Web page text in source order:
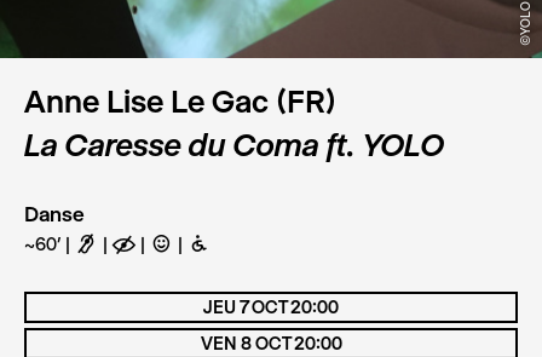
©YOLO
Anne Lise Le Gac (FR)
La Caresse du Coma ft. YOLO
Danse
~60’ F E C B
JEU 7 OCT 20:00
VEN 8 OCT 20:00